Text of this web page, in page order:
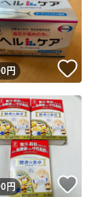
、発送を保証して
ユーザーは高頻度で
ーザーは高頻度で
ユーザーは設定した
！
円
！
円